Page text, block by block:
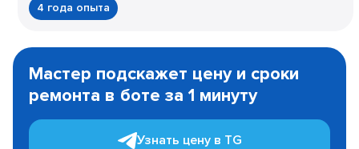
4 года опыта
1
Мастер подскажет цену и сроки
ремонта в боте за 1 минуту
Узнать цену в TG